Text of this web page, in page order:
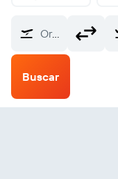
Origen
Buscar